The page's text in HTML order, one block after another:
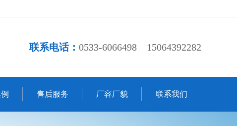
联系电话： 0533-6066498 15064392282
售后服务 厂容厂貌 联系我们